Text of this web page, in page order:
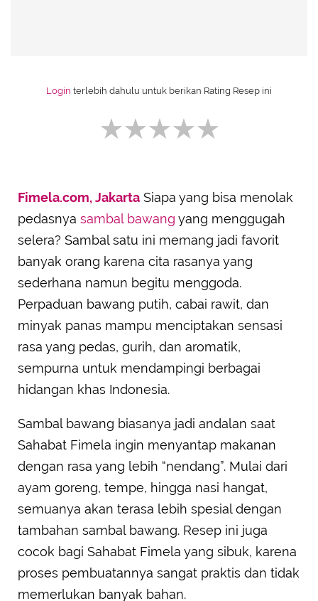
Login terlebih dahulu untuk berikan Rating Resep ini
SUBMIT REVIEW
Fimela.com, Jakarta Siapa yang bisa menolak
pedasnya sambal bawang yang menggugah
selera? Sambal satu ini memang jadi favorit
banyak orang karena cita rasanya yang
sederhana namun begitu menggoda.
Perpaduan bawang putih, cabai rawit, dan
minyak panas mampu menciptakan sensasi
rasa yang pedas, gurih, dan aromatik,
sempurna untuk mendampingi berbagai
hidangan khas Indonesia.
Sambal bawang biasanya jadi andalan saat
Sahabat Fimela ingin menyantap makanan
dengan rasa yang lebih “nendang”. Mulai dari
ayam goreng, tempe, hingga nasi hangat,
semuanya akan terasa lebih spesial dengan
tambahan sambal bawang. Resep ini juga
cocok bagi Sahabat Fimela yang sibuk, karena
proses pembuatannya sangat praktis dan tidak
memerlukan banyak bahan.